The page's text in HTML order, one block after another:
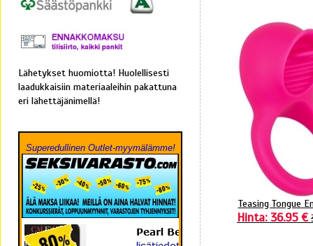
Lähetykset huomiotta! Huolellisesti
laadukkaisiin materiaaleihin pakattuna
eri lähettäjänimellä!
Superedullinen Outlet-myymälämme!
Teasing Tongue
Hinta: 36.95 €